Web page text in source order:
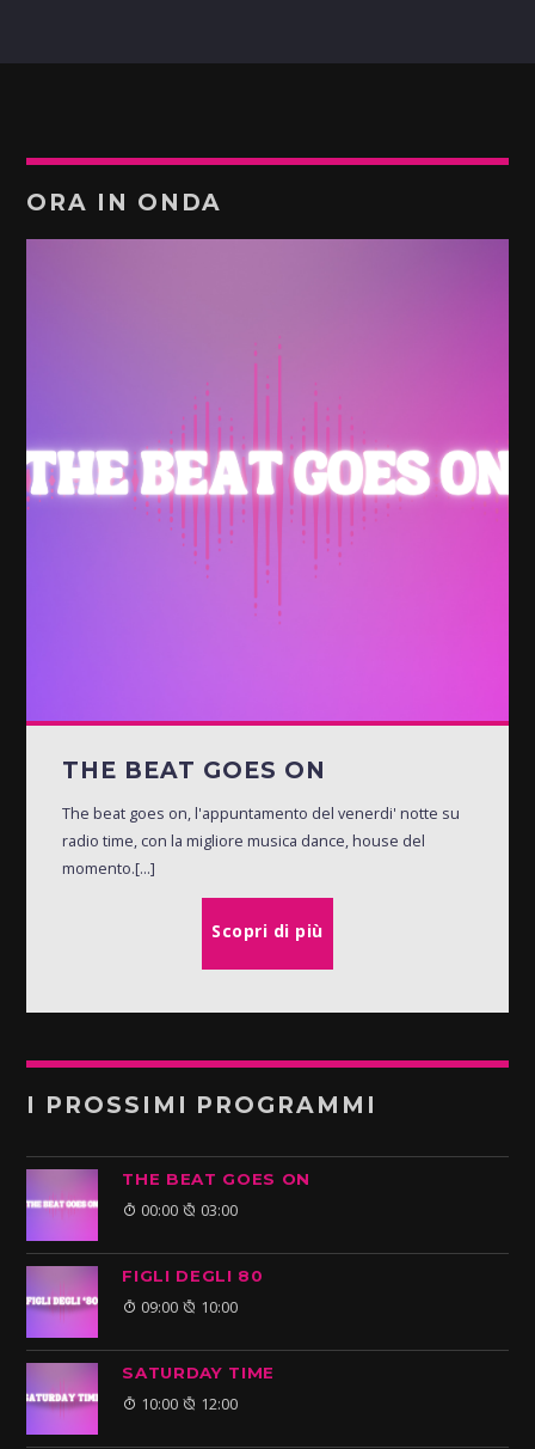
ORA IN ONDA
THE BEAT GOES ON
The beat goes on, l'appuntamento del venerdi' notte su
radio time, con la migliore musica dance, house del
momento.[...]
Scopri di più
I PROSSIMI PROGRAMMI
THE BEAT GOES ON
00:00 03:00
FIGLI DEGLI 80
09:00 10:00
SATURDAY TIME
10:00 12:00